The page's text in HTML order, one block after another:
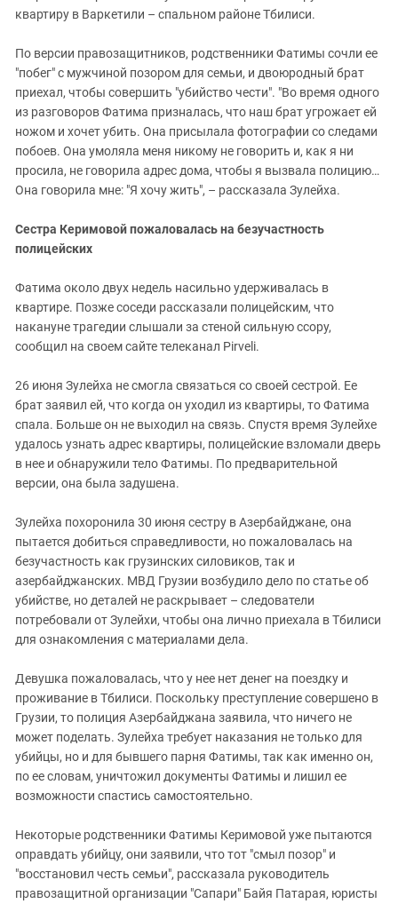
квартиру в Варкетили – спальном районе Тбилиси.
По версии правозащитников, родственники Фатимы сочли ее
"побег" с мужчиной позором для семьи, и двоюродный брат
приехал, чтобы совершить "убийство чести". "Во время одного
из разговоров Фатима призналась, что наш брат угрожает ей
ножом и хочет убить. Она присылала фотографии со следами
побоев. Она умоляла меня никому не говорить и, как я ни
просила, не говорила адрес дома, чтобы я вызвала полицию…
Она говорила мне: "Я хочу жить", – рассказала Зулейха.
Сестра Керимовой пожаловалась на безучастность
полицейских
Фатима около двух недель насильно удерживалась в
квартире. Позже соседи рассказали полицейским, что
накануне трагедии слышали за стеной сильную ссору,
сообщил на своем сайте телеканал Pirveli.
26 июня Зулейха не смогла связаться со своей сестрой. Ее
брат заявил ей, что когда он уходил из квартиры, то Фатима
спала. Больше он не выходил на связь. Спустя время Зулейхе
удалось узнать адрес квартиры, полицейские взломали дверь
в нее и обнаружили тело Фатимы. По предварительной
версии, она была задушена.
Зулейха похоронила 30 июня сестру в Азербайджане, она
пытается добиться справедливости, но пожаловалась на
безучастность как грузинских силовиков, так и
азербайджанских. МВД Грузии возбудило дело по статье об
убийстве, но деталей не раскрывает – следователи
потребовали от Зулейхи, чтобы она лично приехала в Тбилиси
для ознакомления с материалами дела.
Девушка пожаловалась, что у нее нет денег на поездку и
проживание в Тбилиси. Поскольку преступление совершено в
Грузии, то полиция Азербайджана заявила, что ничего не
может поделать. Зулейха требует наказания не только для
убийцы, но и для бывшего парня Фатимы, так как именно он,
по ее словам, уничтожил документы Фатимы и лишил ее
возможности спастись самостоятельно.
Некоторые родственники Фатимы Керимовой уже пытаются
оправдать убийцу, они заявили, что тот "смыл позор" и
"восстановил честь семьи", рассказала руководитель
правозащитной организации "Сапари" Байя Патарая, юристы